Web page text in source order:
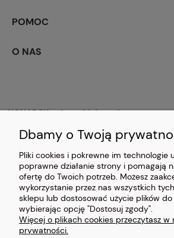
POMOC
O NAS
NONABOX - skrzynki drewniane
woj. wielkopolskie
NIP: 6991854001
Godziny otwarcia:
Pn – Pt: 8:00 – 17:00
Sb – zamknięte
skrzynki.nonabox@gmail.com
Piotr:+48 665 969 227
+48 603 406 812
Dbamy o Twoją
Pliki cookies i pokrewne im technologie
poprawne działanie strony i pomagają
ofertę do Twoich potrzeb. Możesz
wykorzystanie przez nas wszystkich
sklepu lub dostosować użycie plików
wybierając opcję "Dostosuj zgody".
Więcej o plikach cookies przeczytasz w
prywatności.